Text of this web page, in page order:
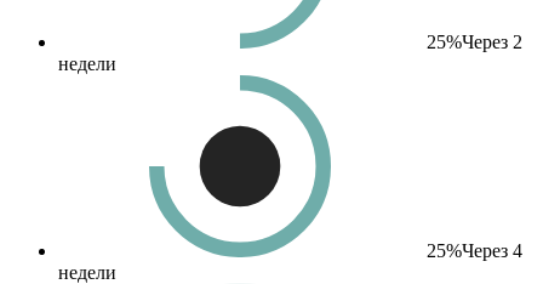
25%Через 2
недели
25%Через 4
недели